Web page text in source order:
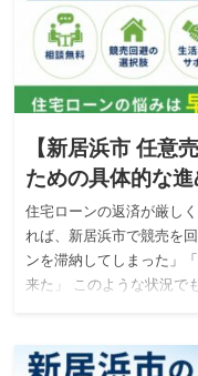
【新居浜市 任意
ための具体的な
住宅ローンの返済が厳し
れば、新居浜市で競売を
ンを滞納してしまった」
来た」 このような状況で